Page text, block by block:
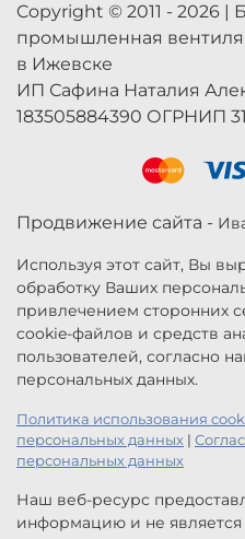
Copyright © 2011 - 2026 |
промышленная
в Ижевске
ИП Сафина Наталия
183505884390 ОГРНИП
Продвижение сайта -
Используя этот сайт, Вы
обработку Ваших
привлечением сторонних
cookie-файлов и средств
пользователей, согласно
персональных данных.
Политика использования
персональных данных |
персональных данных
Наш веб-ресурс
информацию и не